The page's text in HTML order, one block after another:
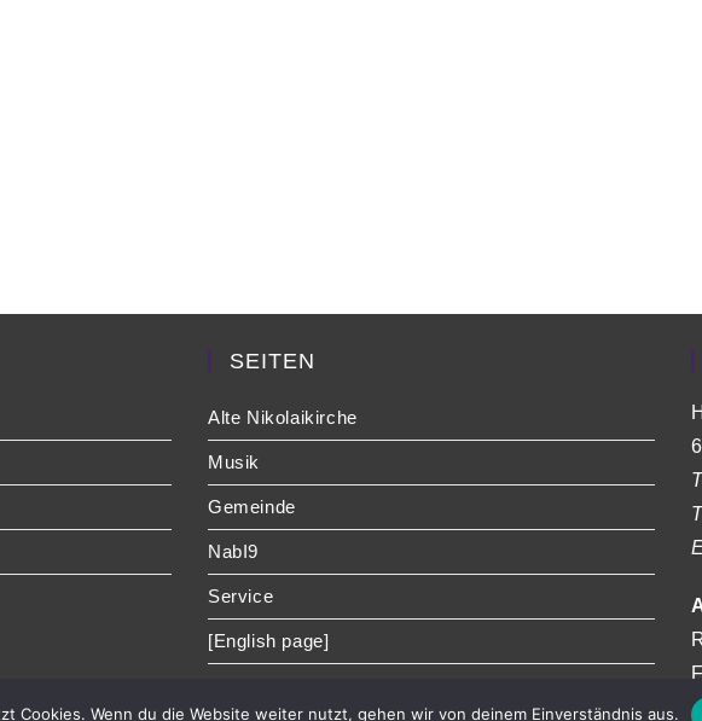
SEITEN
Alte Nikolaikirche
Musik
Gemeinde
NabI9
Service
[English page]
Cookies. Wenn du die Website weiter nutzt, gehen wir von deinem Einverständnis aus.